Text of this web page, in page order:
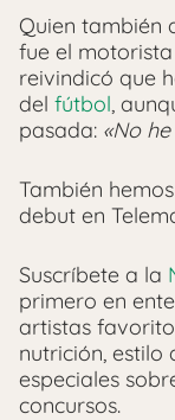
Quien también
fue el motorista
reivindicó que
del fútbol,
pasada: «No
También
debut en
Suscríbete a la
primero en
artistas
nutrición, estilo
especiales
concursos.